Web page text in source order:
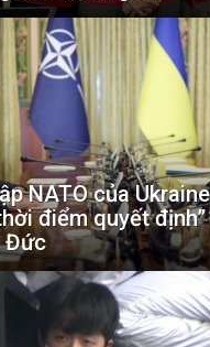
NATO của
điểm quyết
Đức